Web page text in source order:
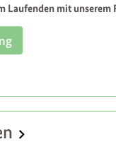
Laufenden mit unserem